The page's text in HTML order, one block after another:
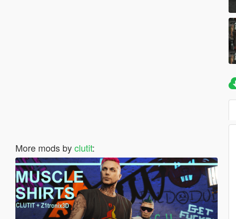
More mods byclutit: